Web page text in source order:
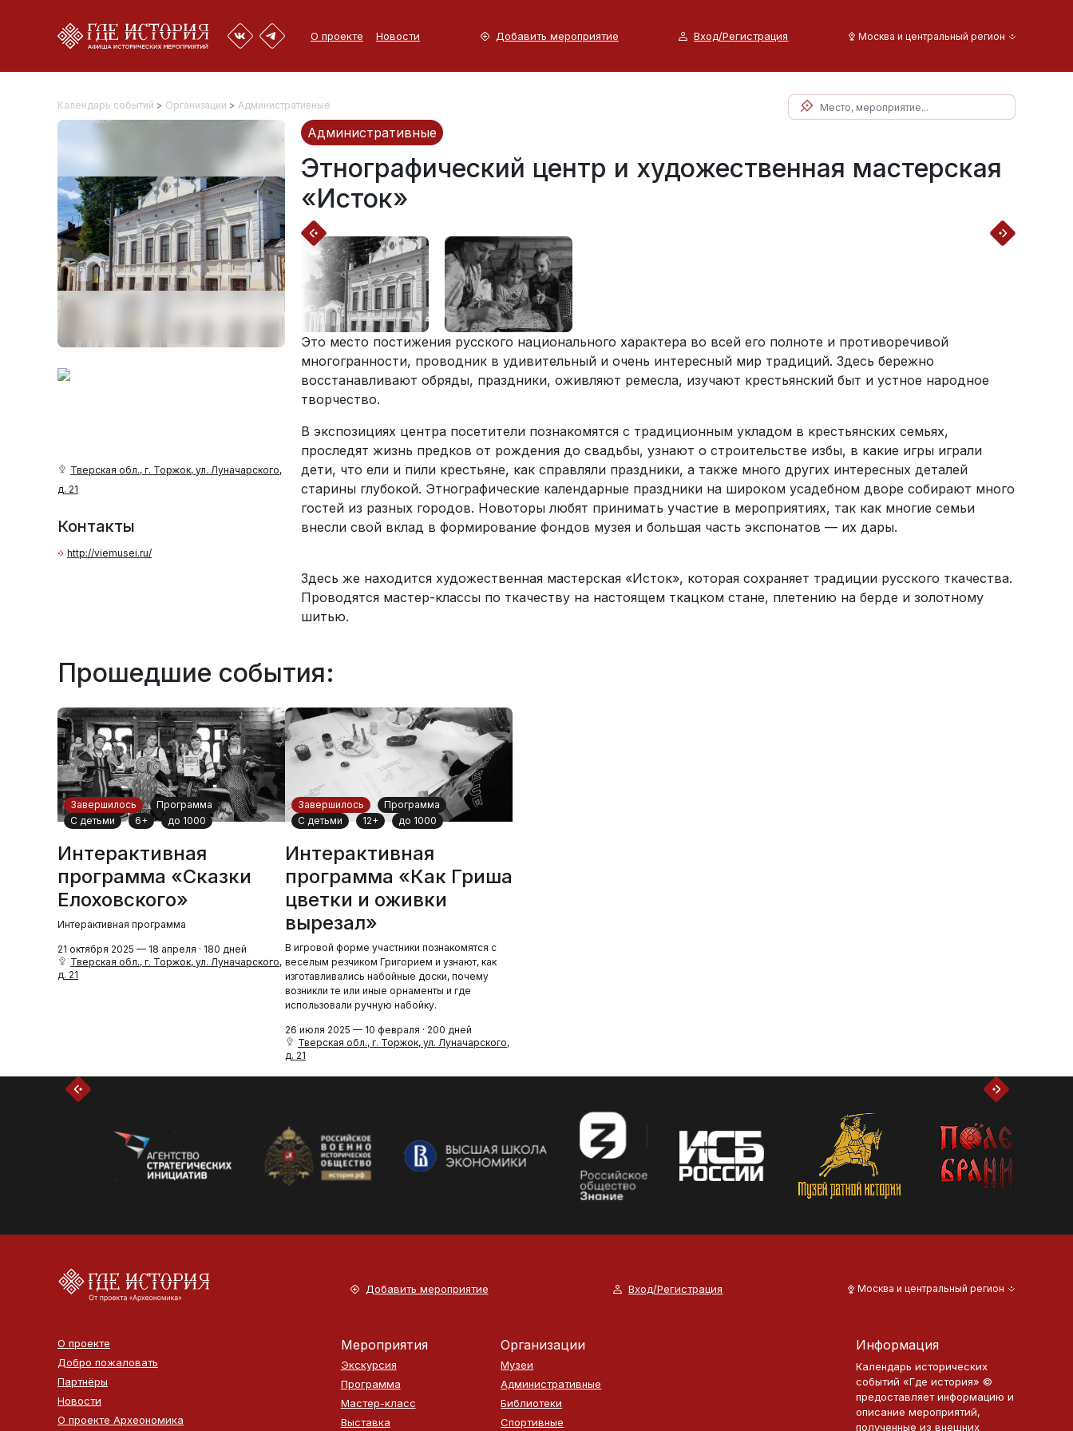
О проекте Новости Добавить мероприятие Вход/Регистрация Москва и центральный регион
Календарь событий > Организации > Административные
Тверская обл., г. Торжок, ул. Луначарского,
д. 21
Контакты
http://viemusei.ru/
Административные
Этнографический центр и художественная мастерская
«Исток»
Это место постижения русского национального характера во всей его полноте и противоречивой
многогранности, проводник в удивительный и очень интересный мир традиций. Здесь бережно
восстанавливают обряды, праздники, оживляют ремесла, изучают крестьянский быт и устное народное
творчество.
В экспозициях центра посетители познакомятся с традиционным укладом в крестьянских семьях,
проследят жизнь предков от рождения до свадьбы, узнают о строительстве избы, в какие игры играли
дети, что ели и пили крестьяне, как справляли праздники, а также много других интересных деталей
старины глубокой. Этнографические календарные праздники на широком усадебном дворе собирают много
гостей из разных городов. Новоторы любят принимать участие в мероприятиях, так как многие семьи
внесли свой вклад в формирование фондов музея и большая часть экспонатов — их дары.
Здесь же находится художественная мастерская «Исток», которая сохраняет традиции русского ткачества.
Проводятся мастер-классы по ткачеству на настоящем ткацком стане, плетению на берде и золотному
шитью.
Прошедшие события:
Завершилось
Программа
С детьми
6+ до 1000
Интерактивная
программа «Сказки
Елоховского»
Интерактивная программа
21 октября 2025 — 18 апреля · 180 дней
Тверская обл., г. Торжок, ул. Луначарского,
д. 21
Завершилось
Программа
С детьми
12+ до 1000
Интерактивная
программа «Как Гриша
цветки и оживки
вырезал»
В игровой форме участники познакомятся с
веселым резчиком Григорием и узнают, как
изготавливались набойные доски, почему
возникли те или иные орнаменты и где
использовали ручную набойку.
26 июля 2025 — 10 февраля · 200 дней
Тверская обл., г. Торжок, ул. Луначарского,
д. 21
Добавить мероприятие Вход/Регистрация Москва и центральный регион
О проекте
Добро пожаловать
Партнёры
Новости
О проекте Археономика
Мероприятия
Экскурсия
Программа
Мастер-класс
Выставка
Организации
Музеи
Административные
Библиотеки
Спортивные
Информация
Календарь исторических
событий «Где история» ©
предоставляет информацию и
описание мероприятий,
полученные из внешних